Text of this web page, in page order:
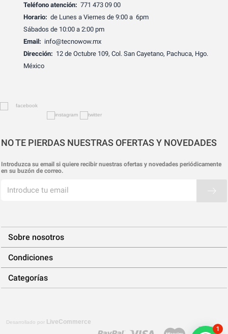
Teléfono atención: 771 473 09 00
Horario: de Lunes a Viernes de 9:00 a 6pm
Sábados de 10:00 a 2:00 pm
Email: info@tecnowow.mx
Dirección: 12 de Octubre 109, Col. San Cayetano, Pachuca, Hgo.
México
NO TE PIERDAS NUESTRAS OFERTAS Y NOVEDADES
Introduzca su email si quiere recibir nuestras ofertas y novedades periódicamente
en su buzón de correo.
Sobre nosotros
Condiciones
Categorías
Desarrollado por LiveCommerce
1